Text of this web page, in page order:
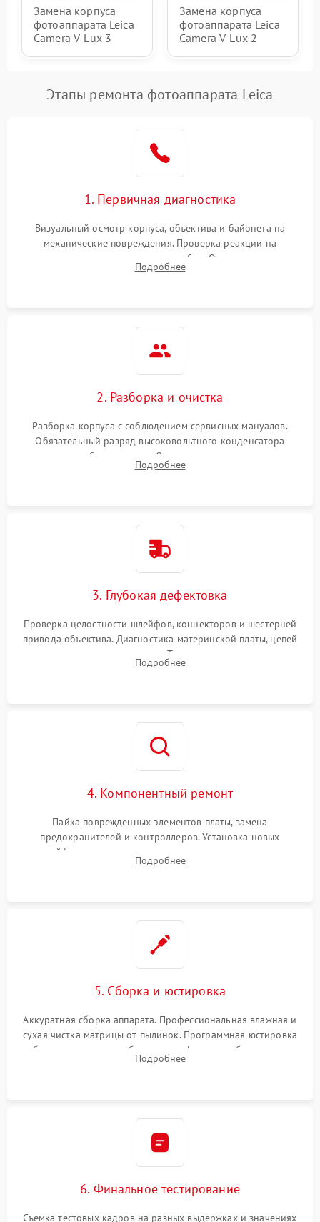
Замена корпуса
фотоаппарата Leica
Camera V-Lux 3
Замена корпуса
фотоаппарата Leica
Camera V-Lux 2
Этапы ремонта фотоаппарата Leica
1. Первичная диагностика
Визуальный осмотр корпуса, объектива и байонета на
механические повреждения. Проверка реакции на
включение, считывание кодов ошибок. Оценка состояния
матрицы и затвора, проверка работы автофокуса и вспышки.
Подробнее
2. Разборка и очистка
Разборка корпуса с соблюдением сервисных мануалов.
Обязательный разряд высоковольтного конденсатора
вспышки для безопасности. Очистка внутренних узлов от
пыли, песка и следов влаги с помощью спецсредств.
Подробнее
3. Глубокая дефектовка
Проверка целостности шлейфов, коннекторов и шестерней
привода объектива. Диагностика материнской платы, цепей
питания и картоприемника. Тестирование механизма
затвора и блока внутрикамерной стабилизации.
Подробнее
4. Компонентный ремонт
Пайка поврежденных элементов платы, замена
предохранителей и контроллеров. Установка новых
шлейфов, дисплея, механизма затвора или двигателя
автофокуса. Восстановление геометрии тубуса объектива
Подробнее
5. Сборка и юстировка
Аккуратная сборка аппарата. Профессиональная влажная и
сухая чистка матрицы от пылинок. Программная юстировка
рабочего отрезка, калибровка автофокуса, стабилизатора и
экспозамера с помощью сервисного ПО.
Подробнее
6. Финальное тестирование
Съемка тестовых кадров на разных выдержках и значениях